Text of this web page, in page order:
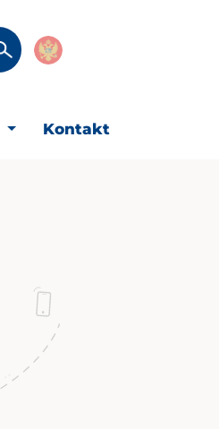
Kontakt